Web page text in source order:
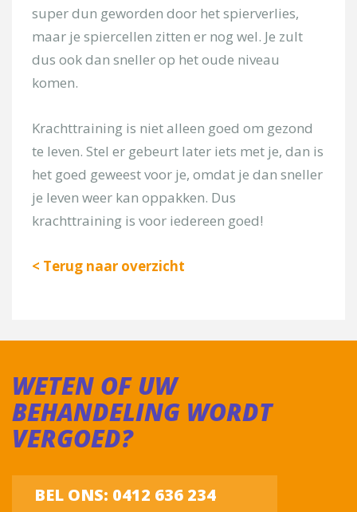
super dun geworden door het spierverlies,
maar je spiercellen zitten er nog wel. Je zult
dus ook dan sneller op het oude niveau
komen.
Krachttraining is niet alleen goed om gezond
te leven. Stel er gebeurt later iets met je, dan is
het goed geweest voor je, omdat je dan sneller
je leven weer kan oppakken. Dus
krachttraining is voor iedereen goed!
< Terug naar overzicht
WETEN OF UW
BEHANDELING WORDT
VERGOED?
BEL ONS: 0412 636 234